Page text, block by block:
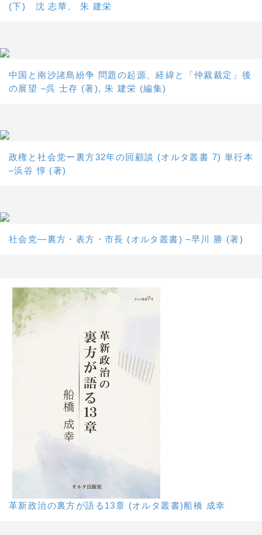
(下) 沈 志華、 朱 建栄
中国と南沙諸島紛争 問題の起源、経緯と「仲裁裁定」後
の展望 –呉 士存 (著), 朱 建栄 (編集)
政権と社会党ー裏方32年の回顧談 (オルタ叢書 7) 単行本
–浜谷 惇 (著)
社会党―裏方・表方・市長 (オルタ叢書) –早川 勝 (著)
革新政治の裏方が語る13章 (オルタ叢書)船橋 成幸